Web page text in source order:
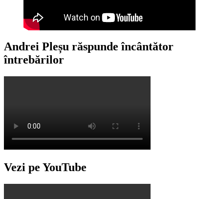
Andrei Pleșu răspunde încântător
întrebărilor
Vezi pe YouTube